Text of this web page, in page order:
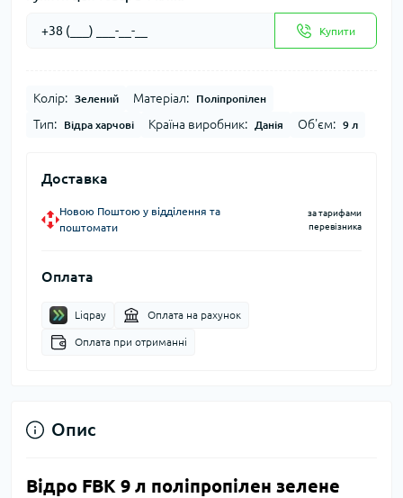
Купити
Колір: Зелений Матеріал: Поліпропілен
Тип: Відра харчові Країна виробник: Данія Об'єм: 9 л
Доставка
Новою Поштою у відділення та
поштомати
за тарифами
перевізника
Оплата
Liqpay Оплата на рахунок
Оплата при отриманні
Опис
Відро FBK 9 л поліпропілен зелене